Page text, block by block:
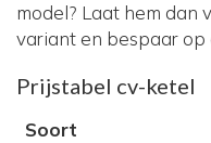
model? Laat hem dan
variant en bespaar op
Prijstabel cv-ketel
Soort